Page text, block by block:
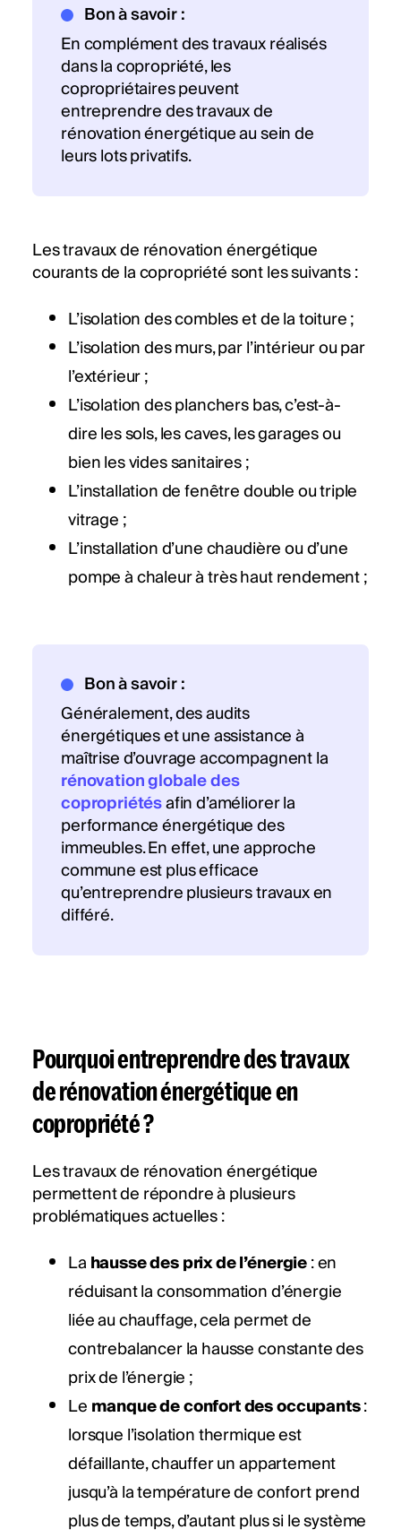
Bon à savoir :
En complément des travaux réalisés
dans la copropriété, les
copropriétaires peuvent
entreprendre des travaux de
rénovation énergétique au sein de
leurs lots privatifs.
Les travaux de rénovation énergétique
courants de la copropriété sont les suivants :
L’isolation des combles et de la toiture ;
L’isolation des murs, par l’intérieur ou par
l’extérieur ;
L’isolation des planchers bas, c’est-à-
dire les sols, les caves, les garages ou
bien les vides sanitaires ;
L’installation de fenêtre double ou triple
vitrage ;
L’installation d’une chaudière ou d’une
pompe à chaleur à très haut rendement ;
Bon à savoir :
Généralement, des audits
énergétiques et une assistance à
maîtrise d’ouvrage accompagnent la
rénovation globale des
copropriétésafin d’améliorer la
performance énergétique des
immeubles. En effet, une approche
commune est plus efficace
qu’entreprendre plusieurs travaux en
différé.
Pourquoi entreprendre des travaux
de rénovation énergétique en
copropriété ?
Les travaux de rénovation énergétique
permettent de répondre à plusieurs
problématiques actuelles :
Lahausse des prix de l’énergie: en
réduisant la consommation d’énergie
liée au chauffage, cela permet de
contrebalancer la hausse constante des
prix de l’énergie ;
Lemanque de confort des occupants:
lorsque l’isolation thermique est
défaillante, chauffer un appartement
jusqu’à la température de confort prend
plus de temps, d’autant plus si le système